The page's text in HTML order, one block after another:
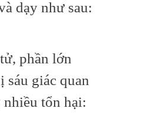
dạy như sau:
phần lớn
giác quan
nhiều tổn hại: